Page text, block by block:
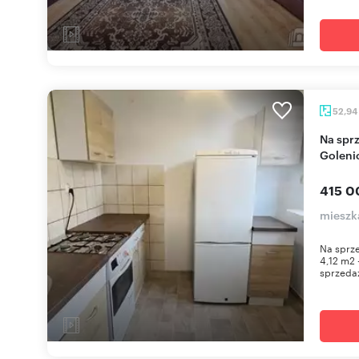
52,94
Na sprzedaż 2-pokojowe mieszkanie z piwnicą w
415
Na
4,12